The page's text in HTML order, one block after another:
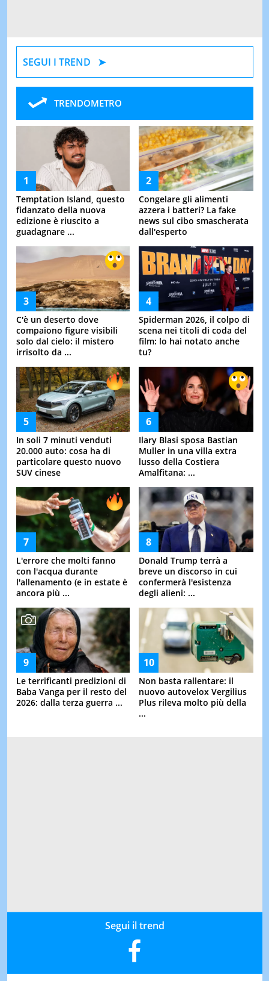
SEGUI I TREND
TRENDOMETRO
Temptation Island, questo
fidanzato della nuova
edizione è riuscito a
guadagnare ...
Congelare gli alimenti
azzera i batteri? La fake
news sul cibo smascherata
dall'esperto
C'è un deserto dove
compaiono figure visibili
solo dal cielo: il mistero
irrisolto da ...
Spiderman 2026, il colpo di
scena nei titoli di coda del
film: lo hai notato anche
tu?
In soli 7 minuti venduti
20.000 auto: cosa ha di
particolare questo nuovo
SUV cinese
Ilary Blasi sposa Bastian
Muller in una villa extra
lusso della Costiera
Amalfitana: ...
L'errore che molti fanno
con l'acqua durante
l'allenamento (e in estate è
ancora più ...
Donald Trump terrà a
breve un discorso in cui
confermerà l'esistenza
degli alieni: ...
Le terrificanti predizioni di
Baba Vanga per il resto del
2026: dalla terza guerra ...
Non basta rallentare: il
nuovo autovelox Vergilius
Plus rileva molto più della
...
Segui il trend